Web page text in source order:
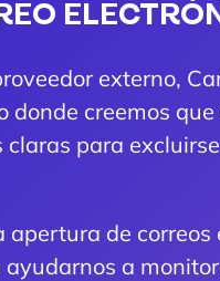
externo,
donde creemos
para
de
a